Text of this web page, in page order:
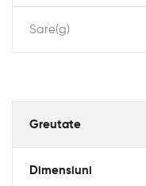
Sare(g)
Greutate
Dimensiuni